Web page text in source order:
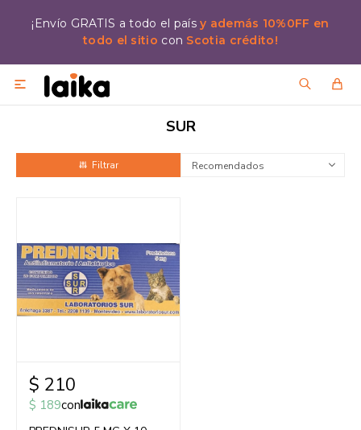
¡Envío GRATIS a todo el paísy además 10%0FF en
todo el sitio con Scotia crédito!

SUR
Recomendados
$ 210
$ 189con